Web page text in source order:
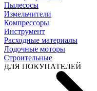
Пылесосы
Измельчители
Компрессоры
Инструмент
Расходные материалы
Лодочные моторы
Строительные
ДЛЯ ПОКУПАТЕЛЕЙ